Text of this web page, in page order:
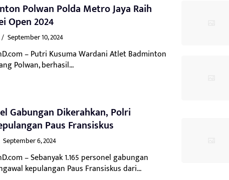
Polwan Polda Metro Jaya Raih
Open 2024
/ September 10, 2024
– Putri Kusuma Wardani Atlet Badminton
Polwan, berhasil...
Gabungan Dikerahkan, Polri
Paus Fransiskus
September 6, 2024
– Sebanyak 1.165 personel gabungan
kepulangan Paus Fransiskus dari...